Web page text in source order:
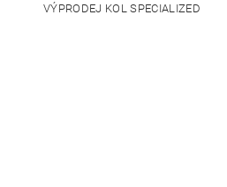
VÝPRODEJ KOL SPECIALIZED